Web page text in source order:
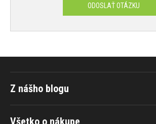
ODOSLAŤ OTÁZKU
Všetko o nákupe
Z nášho blogu